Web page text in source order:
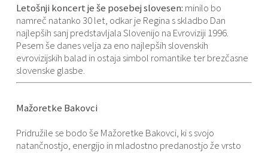
Letošnji koncert je še posebej slovesen: minilo bo
namreč natanko 30 let, odkar je Regina s skladbo Dan
najlepših sanj predstavljala Slovenijo na Evroviziji 1996.
Pesem še danes velja za eno najlepših slovenskih
evrovizijskih balad in ostaja simbol romantike ter brezčasne
slovenske glasbe.
Mažoretke Bakovci
Pridružile se bodo še Mažoretke Bakovci, ki s svojo
natančnostjo, energijo in mladostno predanostjo že vrsto